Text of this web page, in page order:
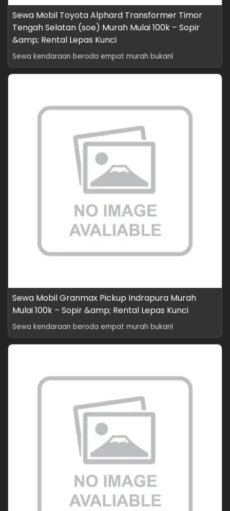
Sewa Mobil Toyota Alphard Transformer Timor
Tengah Selatan (soe) Murah Mulai 100k – Sopir
&amp; Rental Lepas Kunci
Sewa kendaraan beroda empat murah bukanl
Sewa Mobil Granmax Pickup Indrapura Murah
Mulai 100k – Sopir &amp; Rental Lepas Kunci
Sewa kendaraan beroda empat murah bukanl